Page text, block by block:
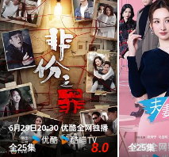
全25集 8.0 全25集